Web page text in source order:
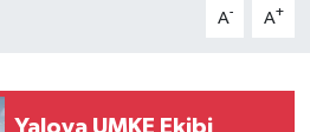
A- A+
Yalova UMKE Ekibi